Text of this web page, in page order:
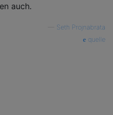
auch.
Seth Projnabrata
quelle